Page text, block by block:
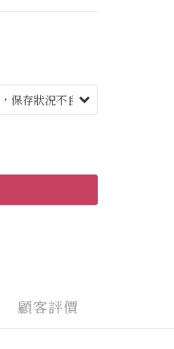
顧客評價